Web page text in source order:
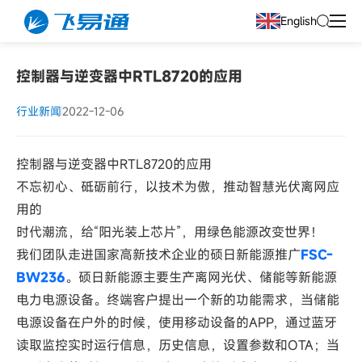
English
控制器与逆变器中RTL8720的应用
行业新闻2022-12-06
控制器与逆变器中RTL8720的应用
不忘初心、砥砺前行，以技术为傲，推动智慧光伏离网应
用的
时代潮流，给“阳光装上芯片”，用绿色能源改变世界！
我们团队走进国家高新技术企业的硕日新能源推广FSC-
BW236。硕日新能源主要生产离网光伏、储能等新能源
电力电源设备。终端客户提出一个新的功能需求，当储能
电源设备在户外的时候，使用移动设备的APP，通过蓝牙
读取监控实时运行信息，历史信息，设置参数和OTA；当